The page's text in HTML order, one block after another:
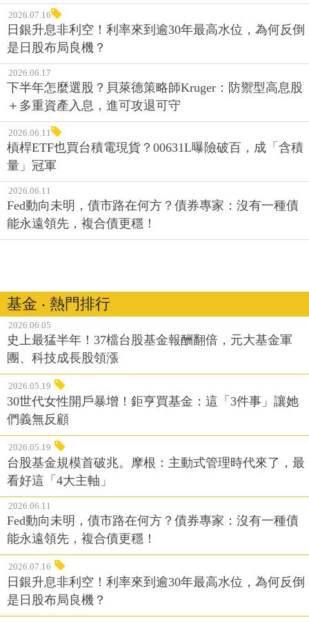
2026.07.16
日銀升息非利空！利率來到逾30年最高水位，為何反倒
是日股布局良機？
2026.06.17
下半年怎麼選股？貝萊德策略師Kruger：防禦型高息股
＋多重資產入息，進可攻退可守
2026.06.11
槓桿ETF也買台積電現貨？00631L曝險破百，成「含積
量」冠軍
2026.06.11
Fed動向未明，債市路在何方？債券專家：沒有一種債
能永遠領先，複合債更穩！
基金 ‧ 熱門排行
2026.06.05
史上最猛半年！37檔台股基金報酬翻倍，元大基金軍
團、科技成長股領漲
2026.05.19
30世代女性開戶暴增！鉅亨買基金：這「3件事」讓她
們義無反顧
2026.05.19
台股基金規模首破兆。摩根：主動式管理時代來了，最
看好這「4大主軸」
2026.06.11
Fed動向未明，債市路在何方？債券專家：沒有一種債
能永遠領先，複合債更穩！
2026.07.16
日銀升息非利空！利率來到逾30年最高水位，為何反倒
是日股布局良機？